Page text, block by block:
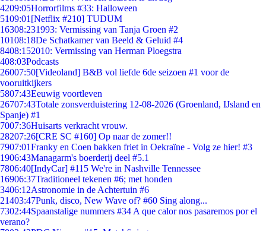
4209:05Horrorfilms #33: Halloween
5109:01 [Netflix #210] TUDUM
16308:231993: Vermissing van Tanja Groen #2
10108:18De Schatkamer van Beeld & Geluid #4
8408:152010: Vermissing van Herman Ploegstra
408:03Podcasts
26007:50[Videoland] B&B vol liefde 6de seizoen #1 voor de
vooruitkijkers
5807:43Eeuwig voortleven
26707:43Totale zonsverduistering 12-08-2026 (Groenland, IJsland en
Spanje) #1
7007:36Huisarts verkracht vrouw.
28207:26[CRE SC #160] Op naar de zomer!!
7907:01Franky en Coen bakken friet in Oekraïne - Volg ze hier! #3
1906:43Managarm's boerderij deel #5.1
7806:40[IndyCar] #115 We're in Nashville Tennessee
16906:37Traditioneel tekenen #6; met honden
3406:12Astronomie in de Achtertuin #6
21403:47Punk, disco, New Wave of? #60 Sing along...
7302:44Spaanstalige nummers #34 A que calor nos pasaremos por el
verano?